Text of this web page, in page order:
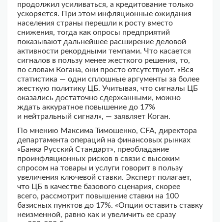
продолжил усиливаться, а кредитование только
ускоряется. При этом инфляционные ожидания
населения страны перешли к росту вместо
снижения, тогда как опросы предприятий
показывают дальнейшее расширение деловой
активности рекордными темпами. Что касается
сигналов в пользу менее жесткого решения, то,
по словам Когана, они просто отсутствуют. «Вся
статистика — одни сплошные аргументы за более
жесткую политику ЦБ. Учитывая, что сигналы ЦБ
оказались достаточно сдержанными, можно
ждать аккуратное повышение до 17%
и нейтральный сигнал», — заявляет Коган.
По мнению Максима Тимошенко, CFA, директора
департамента операций на финансовых рынках
«Банка Русский Стандарт», преобладание
проинфляционных рисков в связи с высоким
спросом на товары и услуги говорит в пользу
увеличения ключевой ставки. Эксперт полагает,
что ЦБ в качестве базового сценария, скорее
всего, рассмотрит повышение ставки на 100
базисных пунктов до 17%. «Опции оставить ставку
неизменной, равно как и увеличить ее сразу